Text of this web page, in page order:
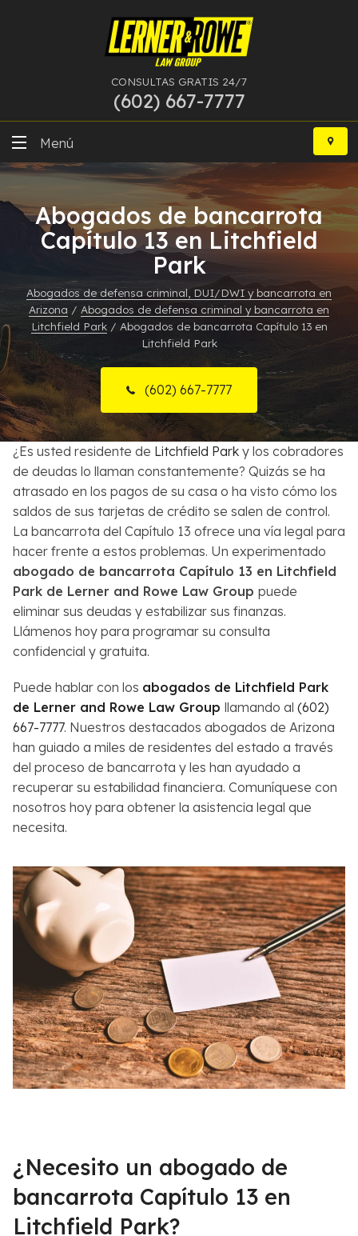
CONSULTAS GRATIS 24/7
(602) 667-7777
Ir
contenido
Menú
Delitos Graves
Más Especialidades
Recursos
Sobre Nosotros
Contactos
English
Buscar
Abogados de bancarrota
Capítulo 13 en Litchfield
Park
Abogados de defensa criminal, DUI/DWI y bancarrota en
Arizona / Abogados de defensa criminal y bancarrota en
Litchfield Park/ Abogados de bancarrota Capítulo 13 en
Litchfield Park
(602) 667-7777
¿Es usted residente de Litchfield Park y los cobradores
de deudas lo llaman constantemente? Quizás se ha
atrasado en los pagos de su casa o ha visto cómo los
saldos de sus tarjetas de crédito se salen de control.
La bancarrota del Capítulo 13 ofrece una vía legal para
hacer frente a estos problemas. Un experimentado
abogado de bancarrota Capítulo 13 en Litchfield
Park de Lerner and Rowe Law Group puede
eliminar sus deudas y estabilizar sus finanzas.
Llámenos hoy para programar su consulta
confidencial y gratuita.
Puede hablar con los abogados de Litchfield Park
de Lerner and Rowe Law Group llamando al (602)
667-7777. Nuestros destacados abogados de Arizona
han guiado a miles de residentes del estado a través
del proceso de bancarrota y les han ayudado a
recuperar su estabilidad financiera. Comuníquese con
nosotros hoy para obtener la asistencia legal que
necesita.
¿Necesito un abogado de
bancarrota Capítulo 13 en
Litchfield Park?